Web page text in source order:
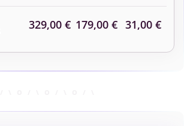
329,00 € 179,00 € 31,00 €